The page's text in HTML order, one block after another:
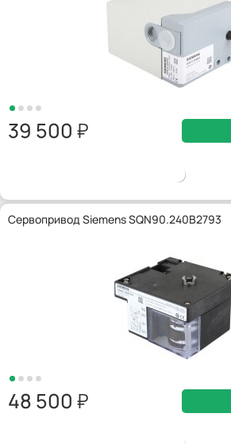
39 500
Сервопривод Siemens SQN90.240B2793
48 500